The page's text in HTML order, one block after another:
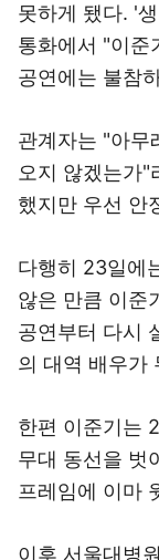
못하게 됐다. '
통화에서 "이준
공연에는 불참
관계자는 "아무
오지 않겠는가"
했지만 우선 안
다행히 23일에
않은 만큼 이준
공연부터 다시
의 대역 배우가
한편 이준기는
무대 동선을 벗
프레임에 이마
이후 서울대병